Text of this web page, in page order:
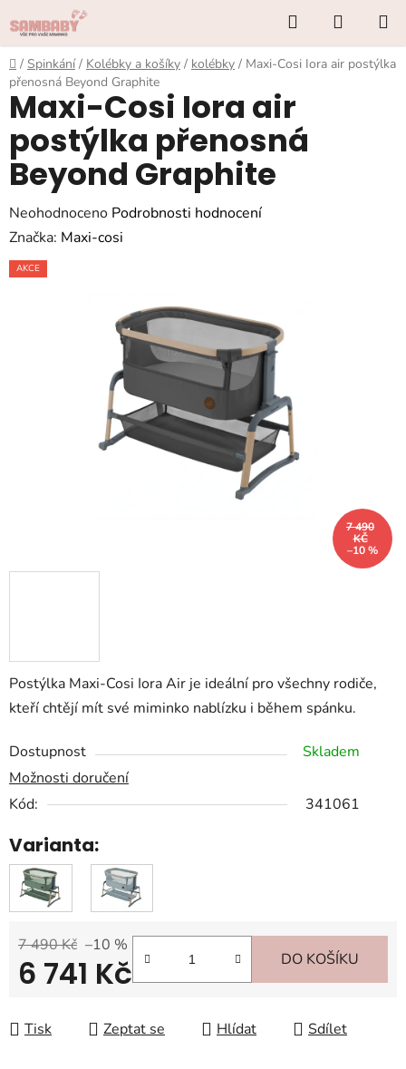
na
obsah
Hledat
KOŠÍK
Domů
/ Spinkání / Kolébky a košíky / kolébky / Maxi-Cosi Iora air postýlka
přenosná Beyond Graphite
Postýlka Maxi-Cosi Iora Air je ideální pro všechny rodiče,
kteří chtějí mít své miminko nablízku i během spánku.
Dostupnost
Skladem
Možnosti doručení
Kód:
341061
Varianta:
7 490 Kč –10 %
6 741 Kč DO KOŠÍKU
Tisk Zeptat se Hlídat Sdílet
Maxi-Cosi Iora air
postýlka přenosná
Beyond Graphite
Průměrné
hodnocení
produktu
Neohodnoceno Podrobnosti hodnocení
Značka: Maxi-cosi
AKCE
7 490
KČ
–10 %